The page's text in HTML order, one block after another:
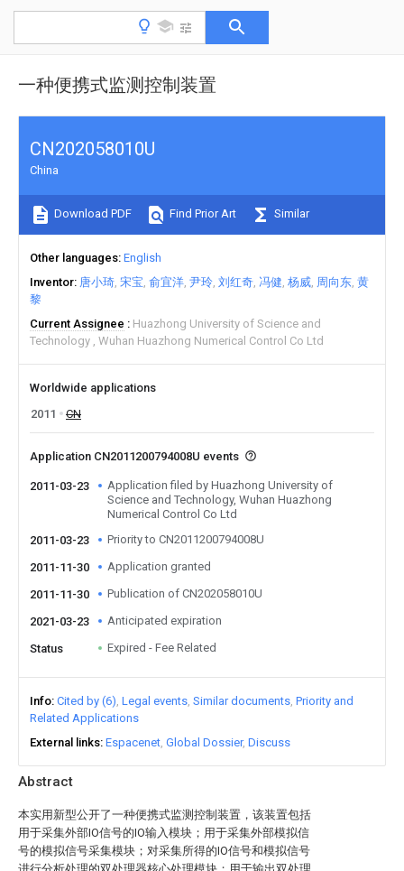
一种便携式监测控制装置
Abstract
本实用新型公开了一种便携式监测控制装置，该装置包括
用于采集外部IO信号的IO输入模块；用于采集外部模拟信
号的模拟信号采集模块；对采集所得的IO信号和模拟信号
CN202058010U
China
Download PDF Find Prior Art Similar
Other languages English
Inventor 唐小琦 宋宝 俞宜洋 尹玲 刘红奇 冯健 杨威 周向东 黄
黎
Current Assignee
Huazhong University of Science and
Technology Wuhan Huazhong Numerical Control Co Ltd
Worldwide applications
2011
CN
Application CN2011200794008U events
2011-03-23
Application filed by Huazhong University of
Science and Technology, Wuhan Huazhong
Numerical Control Co Ltd
2011-03-23
Priority to CN2011200794008U
2011-11-30 Application granted
2011-11-30 Publication of CN202058010U
2021-03-23 Anticipated expiration
Status Expired - Fee Related
Info Cited by (6) Legal events Similar documents Priority and
Related Applications
External links Espacenet Global Dossier Discuss